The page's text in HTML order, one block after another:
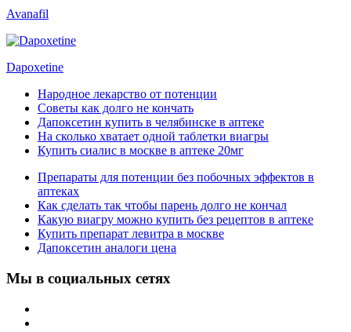
Avanafil
Dapoxetine
Народное лекарство от потенции
Советы как долго не кончать
Дапоксетин купить в челябинске в аптеке
На сколько хватает одной таблетки виагры
Купить сиалис в москве в аптеке 20мг
Препараты для потенции без побочных эффектов в
аптеках
Как сделать так чтобы парень долго не кончал
Какую виагру можно купить без рецептов в аптеке
Купить препарат левитра в москве
Дапоксетин аналоги цена
Мы в социальных сетях